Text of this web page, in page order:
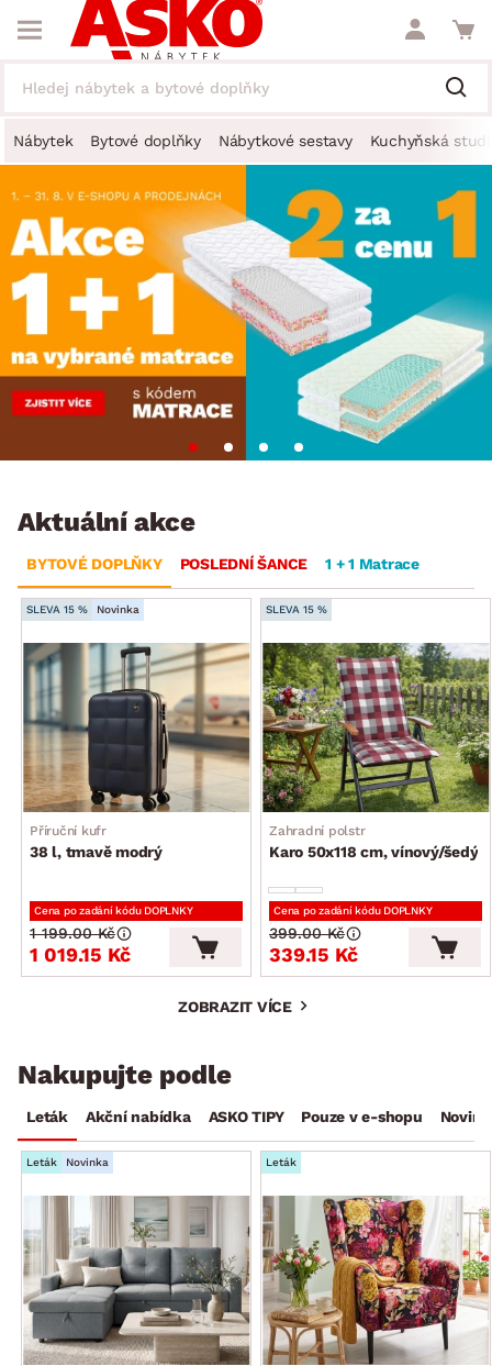
Nábytek Bytové doplňky Nábytkové sestavy Kuchyňská
Aktuální akce
BYTOVÉ DOPLŇKY POSLEDNÍ ŠANCE 1 + 1 Matrace
SLEVA 15 % Novinka
Příruční kufr
38 l, tmavě modrý
Cena po zadání kódu DOPLNKY
1 019.15 Kč
1 199.00 Kč
SLEVA 15 %
Zahradní polstr
Karo 50x118 cm, vínový/šedý
Cena po zadání kódu DOPLNKY
339.15 Kč
399.00 Kč
ZOBRAZIT VÍCE
Nakupujte podle
Leták Akční nabídka ASKO TIPY Pouze v e-shopu
Leták Novinka Leták